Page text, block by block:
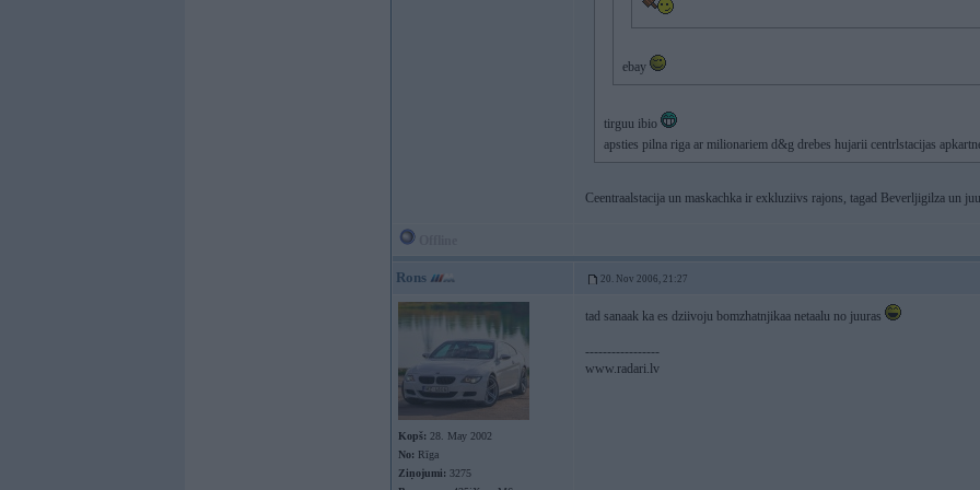
ebay
tirguu ibio
apsties pilna riga ar milionariem d&g drebes hujarii centrlstacijas
Ceentraalstacija un maskachka ir exkluziivs rajons, tagad Beverljigilza un
Rons 20. Nov 2006, 21:27
Kopš: 28. May 2002
No: Rīga
Ziņojumi: 3275
tad sanaak ka es dziivoju bomzhatnjikaa netaalu no juuras
-----------------
www.radari.lv